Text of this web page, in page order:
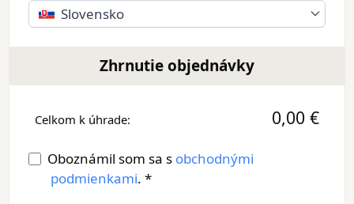
Slovensko
Zhrnutie objednávky
Celkom k úhrade: 0,00 €
Oboznámil som sa s obchodnými
podmienkami. *